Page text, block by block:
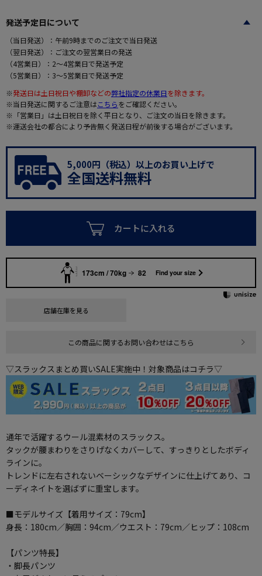
発送予定日について
（当日発送）：午前9時までのご注文で当日発送
（翌日発送）：ご注文の翌営業日の発送
（4営業日）：2～4営業日で発送予定
（5営業日）：3～5営業日で発送予定
※発送日は土日祝日や棚卸などの弊社指定の休業日を除きます。
※当日発送に関するご注意はこちらをご確認ください。
※「営業日」は土日祝日を除く平日となり、ご注文の当日を除きます。
※運送会社の都合により予告無く発送日程が前後する場合がございます。
5,000円（税込）以上のお買い上げで
全国送料無料
カートに入れる
173cm / 70kg 82 Find your size
店舗在庫を見る
この商品に関するお問い合わせはこちら
▽スラックスまとめ買いSALE実施中！対象商品はコチラ▽
通年で活躍するウール混素材のスラックス。
タックが腰まわりをさりげなくカバーして、すっきりとしたボディ
ラインに。
トレンドに左右されないベーシックなデザインに仕上げてあり、コ
ーディネイトを選ばずに重宝します。
■モデルサイズ【着用サイズ：79cm】
身長：180cm／胸囲：94cm／ウエスト：79cm／ヒップ：108cm
【パンツ特長】
・脚長パンツ